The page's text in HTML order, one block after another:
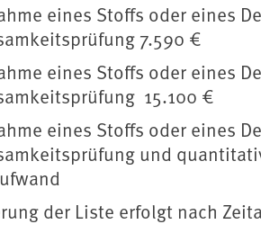
eines Stoffs oder eines
7.590 €
eines Stoffs oder eines
15.100 €
eines Stoffs oder eines
und
der Liste erfolgt nach